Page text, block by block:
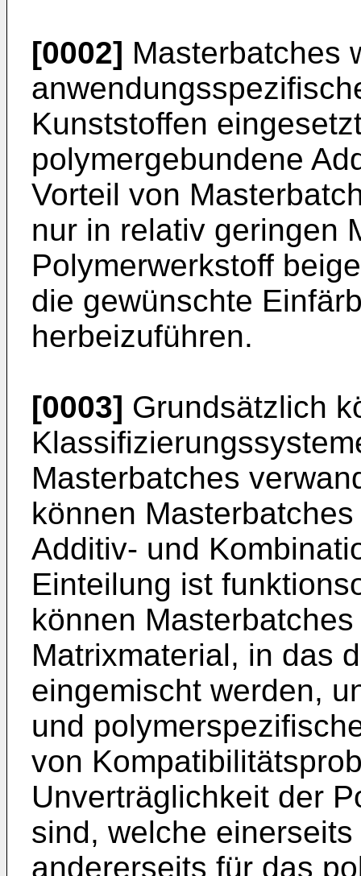
[0002] Masterbatches
Kunststoffen
polymergebundene
Vorteil von
nur in relativ geringen
Polymerwerkstoff
die gewünschte
herbeizuführen.
[0003] Grundsätzlich
Masterbatches
können
Additiv- und
Einteilung ist
können
Matrixmaterial, in das
eingemischt werden,
und
von
Unverträglichkeit der
sind, welche
andererseits für das